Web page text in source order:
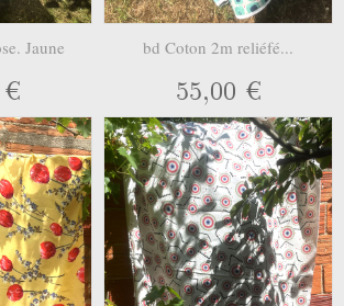
Jaune
€
bd Coton 2m reliéfé...
55,00 €